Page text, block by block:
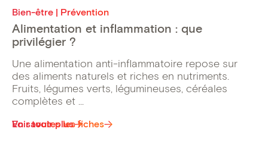
Voir toutes les fiches
Bien-être | Prévention
Alimentation et inflammation : que
privilégier ?
Une alimentation anti-inflammatoire repose sur
des aliments naturels et riches en nutriments.
Fruits, légumes verts, légumineuses, céréales
complètes et ...
En savoir plus